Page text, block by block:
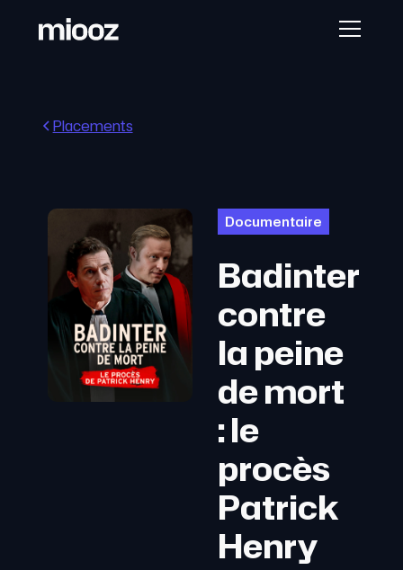
Placements
Documentaire
Badinter
contre
la peine
de mort
: le
procès
Patrick
Henry